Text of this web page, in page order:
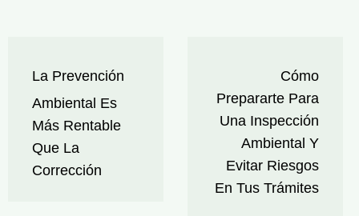
La Prevención
Ambiental Es
Más Rentable
Que La
Corrección
Cómo
Prepararte Para
Una Inspección
Ambiental Y
Evitar Riesgos
En Tus Trámites